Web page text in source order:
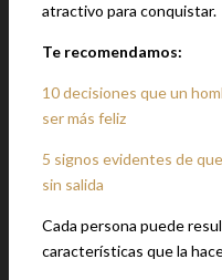
atractivo para conquistar.
Te recomendamos:
10 decisiones que un
ser más feliz
5 signos evidentes de
sin salida
Cada persona puede
características que la